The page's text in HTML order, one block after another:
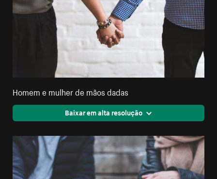
Homem e mulher de mãos dadas
Baixar em alta resolução